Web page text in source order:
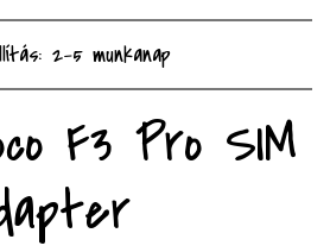
2-5 munkanap
F3 Pro SIM